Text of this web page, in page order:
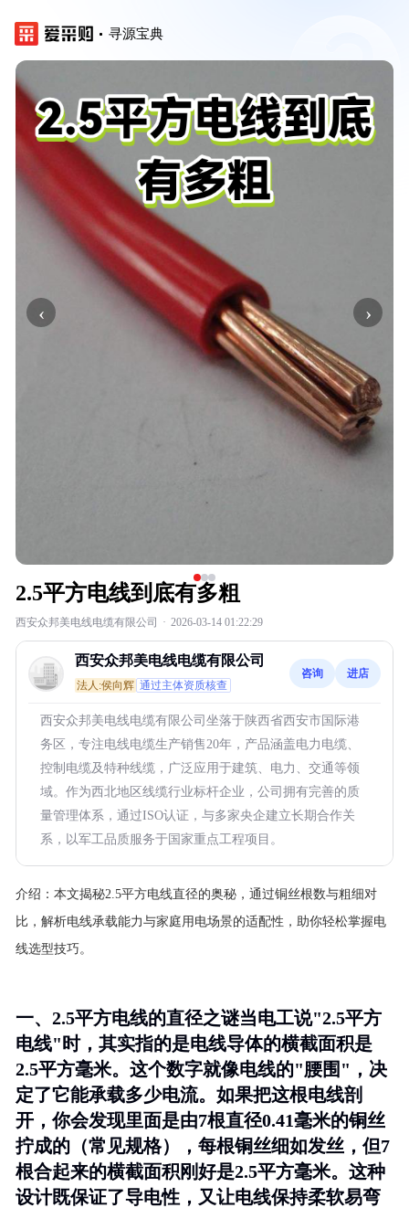
寻源宝典
‹ ›
2.5平方电线到底有多粗
西安众邦美电线电缆有限公司 · 2026-03-14 01:22:29
西安众邦美电线电缆有限公司
法人:侯向辉 通过主体资质核查
咨询 进店
西安众邦美电线电缆有限公司坐落于陕西省西安市国际港
务区，专注电线电缆生产销售20年，产品涵盖电力电缆、
控制电缆及特种线缆，广泛应用于建筑、电力、交通等领
域。作为西北地区线缆行业标杆企业，公司拥有完善的质
量管理体系，通过ISO认证，与多家央企建立长期合作关
系，以军工品质服务于国家重点工程项目。
介绍： 本文揭秘2.5平方电线直径的奥秘，通过铜丝根数与粗细对
比，解析电线承载能力与家庭用电场景的适配性，助你轻松掌握电
线选型技巧。
一、2.5平方电线的直径之谜当电工说"2.5平方
电线"时，其实指的是电线导体的横截面积是
2.5平方毫米。这个数字就像电线的"腰围"，决
定了它能承载多少电流。如果把这根电线剖
开，你会发现里面是由7根直径0.41毫米的铜丝
拧成的（常见规格），每根铜丝细如发丝，但7
根合起来的横截面积刚好是2.5平方毫米。这种
设计既保证了导电性，又让电线保持柔软易弯